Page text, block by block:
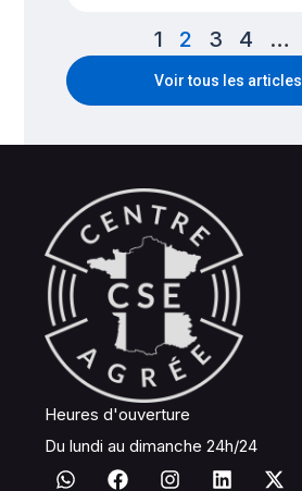
1 2 3 4 …
Voir tous les articles
Heures d'ouverture
Du lundi au dimanche 24h/24